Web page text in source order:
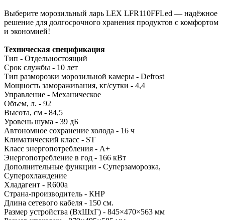
Выберите морозильный ларь LEX LFR110FFLed — надёжное
решение для долгосрочного хранения продуктов с комфортом
и экономией!
Техническая спецификация
Тип - Отдельностоящий
Срок службы - 10 лет
Тип разморозки морозильной камеры - Defrost
Мощность замораживания, кг/сутки - 4,4
Управление - Механическое
Объем, л. - 92
Высота, см - 84,5
Уровень шума - 39 дБ
Автономное сохранение холода - 16 ч
Климатический класс - ST
Класс энергопотребления - А+
Энергопотребление в год - 166 кВт
Дополнительные функции - Суперзаморозка,
Суперохлаждение
Хладагент - R600a
Страна-производитель - КНР
Длина сетевого кабеля - 150 см.
Размер устройства (ВхШхГ) - 845×470×563 мм